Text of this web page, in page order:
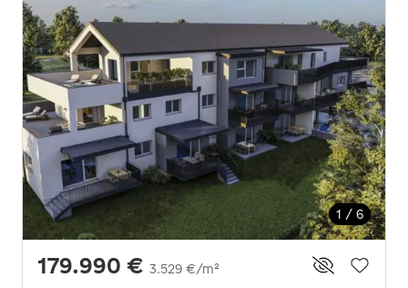
1 / 6
179.990 € 3.529 €/m²